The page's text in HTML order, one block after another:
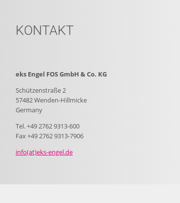
KONTAKT
eks Engel FOS GmbH & Co. KG
Schützenstraße 2
57482 Wenden-Hillmicke
Germany
Tel. +49 2762 9313-600
Fax +49 2762 9313-7906
info(at)eks-engel.de